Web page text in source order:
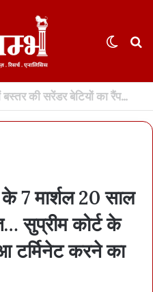
छत्तीसगढ़ : 65 साल के वहशी बूढ़े ने दुष्कर्म की कोशिश में महिला को मारा… मासूम बच्ची रोने लगी तो उसकी भी हत्या… 21 दिन में खुला डबल मर्डर, बूढ़ा अरेस्ट
7 मार्शल 20 साल
सुप्रीम कोर्ट के
टर्मिनेट करने का